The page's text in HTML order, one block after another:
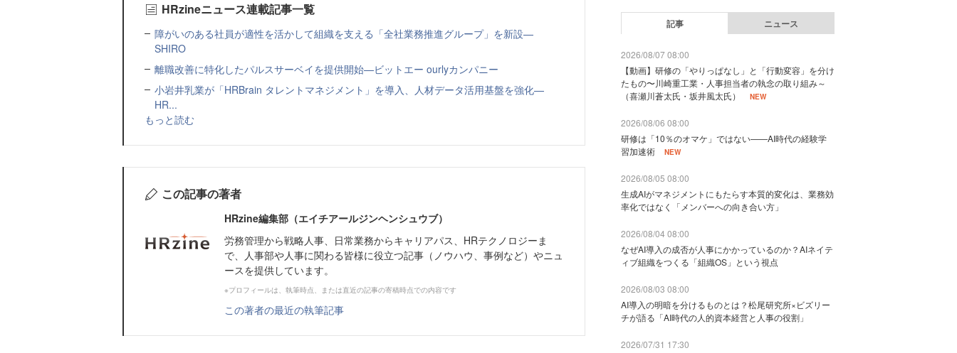
HRzineニュース連載記事一覧
障がいのある社員が適性を活かして組織を支える「全社業務推進グループ」を新設—
SHIRO
離職改善に特化したパルスサーベイを提供開始—ビットエー ourlyカンパニー
小岩井乳業が「HRBrain タレントマネジメント」を導入、人材データ活用基盤を強化—
HR...
もっと読む
この記事の著者
HRzine編集部（エイチアールジンヘンシュウブ）
労務管理から戦略人事、日常業務からキャリアパス、HRテクノロジーま
で、人事部や人事に関わる皆様に役立つ記事（ノウハウ、事例など）やニュ
ースを提供しています。
※プロフィールは、執筆時点、または直近の記事の寄稿時点での内容です
この著者の最近の執筆記事
記事 ニュース
2026/08/07 08:00
【動画】研修の「やりっぱなし」と「行動変容」を分け
たもの〜川崎重工業・人事担当者の執念の取り組み～
（喜瀬川蒼太氏・坂井風太氏）
NEW
2026/08/06 08:00
研修は「10％のオマケ」ではない——AI時代の経験学
習加速術
NEW
2026/08/05 08:00
生成AIがマネジメントにもたらす本質的変化は、業務効
率化ではなく「メンバーへの向き合い方」
2026/08/04 08:00
なぜAI導入の成否が人事にかかっているのか？AIネイテ
ィブ組織をつくる「組織OS」という視点
2026/08/03 08:00
AI導入の明暗を分けるものとは？松尾研究所×ビズリー
チが語る「AI時代の人的資本経営と人事の役割」
2026/07/31 17:30